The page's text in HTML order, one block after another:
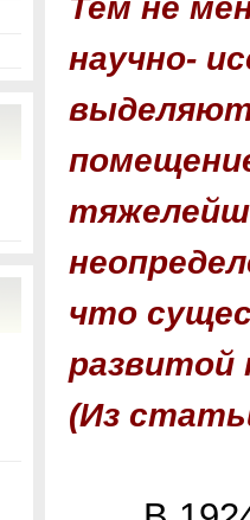
научно-
что
развитой
(Из